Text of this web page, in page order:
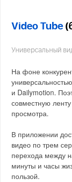
Video Tube
Универсальный
На фоне
и Dailymotion.
совместную
просмотра.
В приложении
видео по трем
перехода между
минуты и часы
пользой.